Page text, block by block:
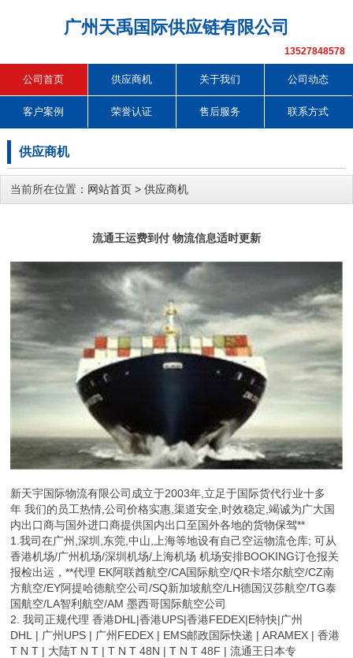
广州天禹国际供应链有限公司
13527848578
公司首页 供应商机 关于我们 公司动态
客户案例 荣誉认证 售后服务 联系方式
供应商机
当前所在位置： 网站首页 > 供应商机
流通王运费到付 物流信息适时更新
新天宇国际物流有限公司成立于2003年,立足于国际货代行业十多
年 我们的员工热情,公司价格实惠,渠道安全,时效稳定,竭诚为广大国
内出口商与国外进口商提供国内出口至国外各地的货物保驾**
1.我司在广州,深圳,东莞,中山,上海等地设有自己空运物流仓库; 可从
香港机场/广州机场/深圳机场/上海机场 机场安排BOOKING订仓报关
报检出运，**代理 EK阿联酋航空/CA国际航空/QR卡塔尔航空/CZ南
方航空/EY阿提哈德航空公司/SQ新加坡航空/LH德国汉莎航空/TG泰
国航空/LA智利航空/AM 墨西哥国际航空公司
2. 我司正规代理 香港DHL|香港UPS|香港FEDEX|E特快|广州
DHL | 广州UPS | 广州FEDEX | EMS邮政国际快递 | ARAMEX | 香港
T N T | 大陆T N T | T N T 48N | T N T 48F | 流通王日本专